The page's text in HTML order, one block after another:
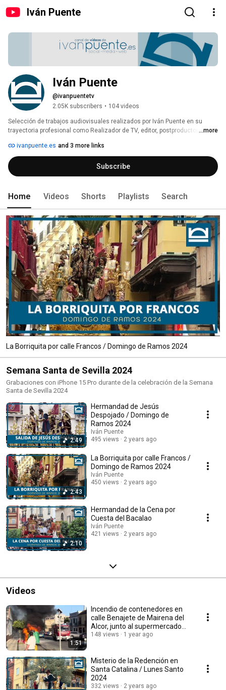
Iván Puente
Iván Puente
@ivanpuentetv
2.05K subscribers • 104 videos
Selección de trabajos audiovisuales realizados por Iván Puente en su
trayectoria profesional como Realizador de TV, editor, postproductor y ...more
ivanpuente.es and 3 more links
Subscribe
Home Videos Shorts Playlists Search
La Borriquita por calle Francos / Domingo de Ramos 2024
Semana Santa de Sevilla 2024
Grabaciones con iPhone 15 Pro durante de la celebración de la Semana
Santa de Sevilla 2024
2:49
Hermandad de Jesús
Despojado / Domingo de
Ramos 2024
Iván Puente
495 views
2 years ago
2:43
La Borriquita por calle Francos /
Domingo de Ramos 2024
Iván Puente
450 views
2 years ago
2:10
Hermandad de la Cena por
Cuesta del Bacalao
Iván Puente
421 views
2 years ago
Videos
1:51
Incendio de contenedores en
calle Benajete de Mairena del
Alcor, junto al supermercado
Hnos. Morillo
148 views 1 year ago
Misterio de la Redención en
Santa Catalina / Lunes Santo
2024
332 views 2 years ago